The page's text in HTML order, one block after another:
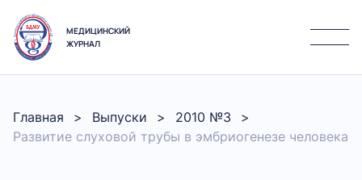
МЕДИЦИНСКИЙ
ЖУРНАЛ
Главная Выпуски
2010 №3
Развитие слуховой трубы в эмбриогенезе человека